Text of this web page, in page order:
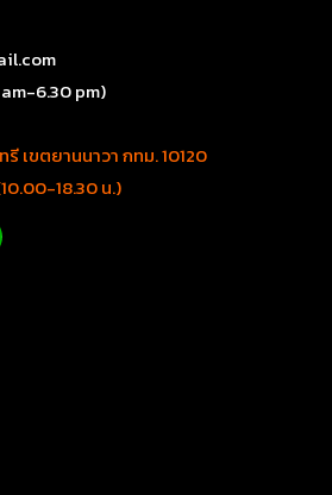
6.30 pm)
เขตยานนาวา กทม. 10120
18.30 น.)